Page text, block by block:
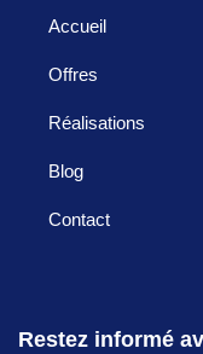
Accueil
Offres
Réalisations
Blog
Contact
Restez informé